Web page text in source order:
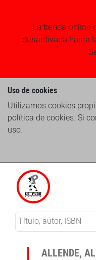
La tienda online
desactivada hasta
Uso de cookies
Utilizamos cookies
política de cookies. Si
uso.
ALLENDE,